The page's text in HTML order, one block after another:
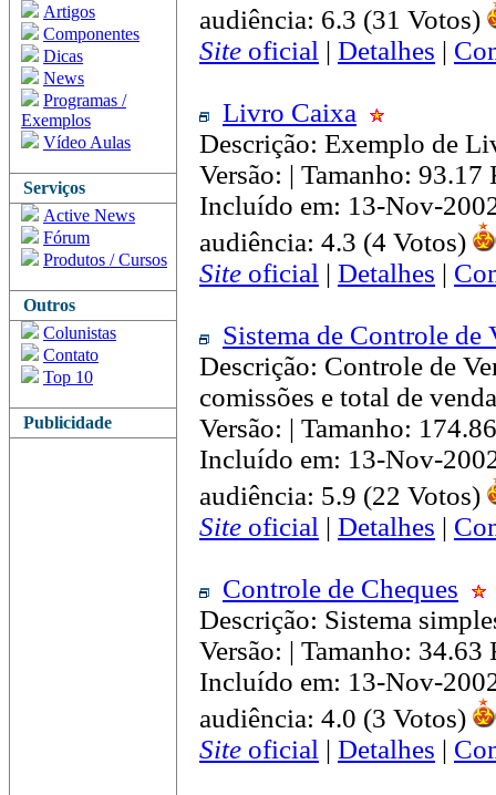
Artigos
Componentes
Dicas
News
Programas /
Exemplos
Vídeo Aulas
Serviços
Active News
Fórum
Produtos / Cursos
Outros
Colunistas
Contato
Top 10
Publicidade
audiência: 6.3 (31 Votos)
Site oficial | Detalhes |
Livro Caixa
Descrição: Exemplo de
Versão: | Tamanho: 93.17
Incluído em: 13-Nov-
audiência: 4.3 (4 Votos)
Site oficial | Detalhes |
Sistema de Controle de
Descrição: Controle de
comissões e total de
Versão: | Tamanho:
Incluído em: 13-Nov-
audiência: 5.9 (22 Votos)
Site oficial | Detalhes |
Controle de Cheques
Descrição: Sistema
Versão: | Tamanho: 34.63
Incluído em: 13-Nov-
audiência: 4.0 (3 Votos)
Site oficial | Detalhes |